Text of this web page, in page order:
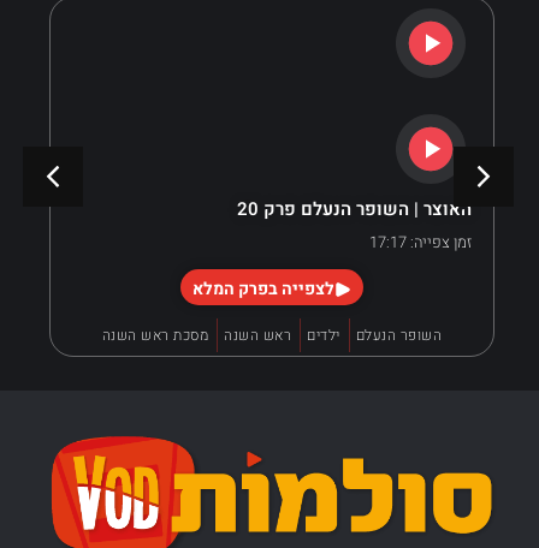
האוצר | השופר הנעלם פרק 20
זמן צפייה: 17:17
לצפייה בפרק המלא
השופר הנעלם ילדים ראש השנה מסכת ראש השנה